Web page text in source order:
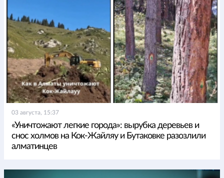
03 августа, 15:37
«Уничтожают легкие города»: вырубка деревьев и
снос холмов на Кок-Жайляу и Бутаковке разозлили
алматинцев